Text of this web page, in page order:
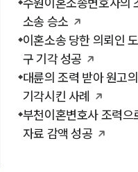
소송 승소
이혼소송 당한 의뢰인
구 기각 성공
대륜의 조력 받아 원고
기각시킨 사례
부천이혼변호사 조력으
자료 감액 성공